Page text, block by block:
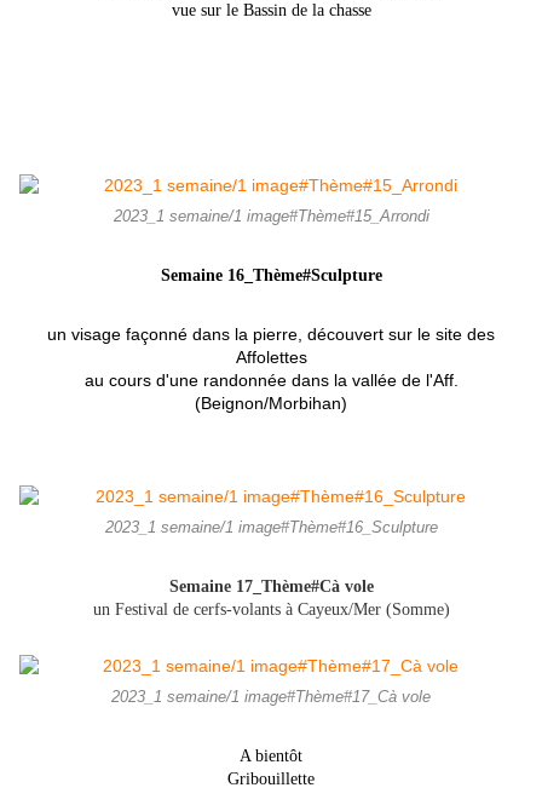
vue sur le Bassin de la chasse
2023_1 semaine/1 image#Thème#15_Arrondi
Semaine 16_Thème#Sculpture
un visage façonné dans la pierre, découvert sur le site des
Affolettes
au cours d'une randonnée dans la vallée de l'Aff.
(Beignon/Morbihan)
2023_1 semaine/1 image#Thème#16_Sculpture
Semaine 17_Thème#Cà vole
un Festival de cerfs-volants à Cayeux/Mer (Somme)
2023_1 semaine/1 image#Thème#17_Cà vole
A bientôt
Gribouillette